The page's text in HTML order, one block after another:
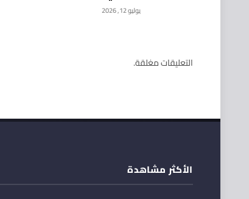
يوليو 12, 2026
التعليقات مغلقة.
الأكثر مشاهدة